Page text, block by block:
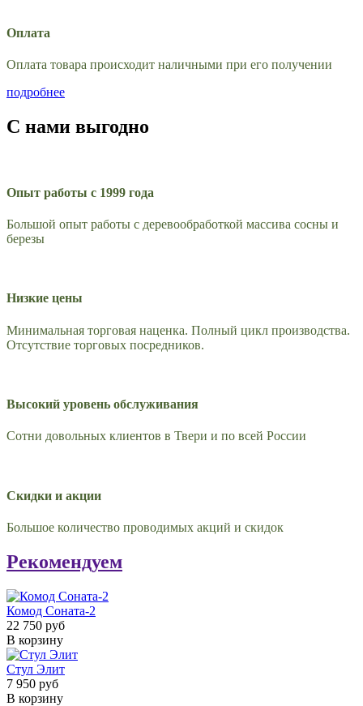
Оплата
Оплата товара происходит наличными при его получении
подробнее
С нами выгодно
Опыт работы с 1999 года
Большой опыт работы с деревообработкой массива сосны и
березы
Низкие цены
Минимальная торговая наценка. Полный цикл производства.
Отсутствие торговых посредников.
Высокий уровень обслуживания
Сотни довольных клиентов в Твери и по всей России
Скидки и акции
Большое количество проводимых акций и скидок
Рекомендуем
Комод Соната-2
22 750 руб
В корзину
Стул Элит
7 950 руб
В корзину